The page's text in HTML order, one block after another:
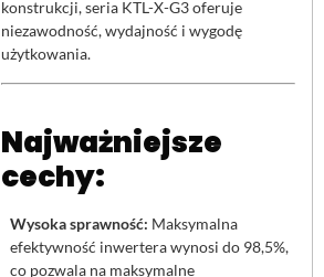
konstrukcji, seria KTL-X-G3 oferuje
niezawodność, wydajność i wygodę
użytkowania.
Najważniejsze
cechy:
Wysoka sprawność: Maksymalna
efektywność inwertera wynosi do 98,5%,
co pozwala na maksymalne